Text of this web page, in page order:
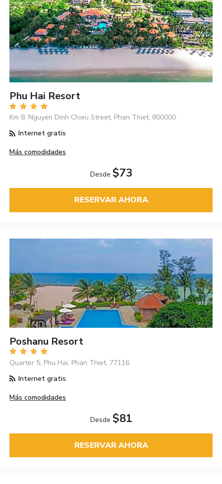
Phu Hai Resort
Km 8, Nguyen Dinh Chieu Street, Phan Thiet, 800000
Internet gratis
Más comodidades
Desde $73
RESERVAR AHORA
Poshanu Resort
Quarter 5, Phu Hai, Phan Thiet, 77116
Internet gratis
Más comodidades
Desde $81
RESERVAR AHORA